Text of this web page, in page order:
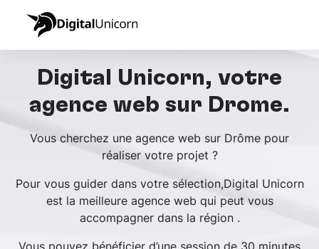
Digital Unicorn, votre
agence web sur Drôme.
Vous cherchez une agence web sur Drôme pour
réaliser votre projet ?
Pour vous guider dans votre sélection,Digital Unicorn
est la meilleure agence web qui peut vous
accompagner dans la région .